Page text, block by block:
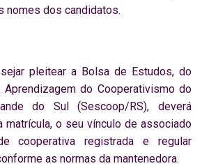
nomes dos candidatos.
pleitear a Bolsa de Estudos, do
Aprendizagem do Cooperativismo do
do Sul (Sescoop/RS), deverá
matrícula, o seu vínculo de associado
cooperativa registrada e regular
as normas da mantenedora.